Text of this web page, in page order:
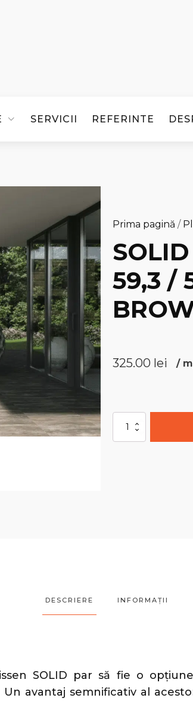
SERVICII REFERINTE
Prima pagină /
59,3 /
325.00 lei /
Cantitate
DESCRIERE INFORMAȚII
SOLID par să fie o
avantaj semnificativ al